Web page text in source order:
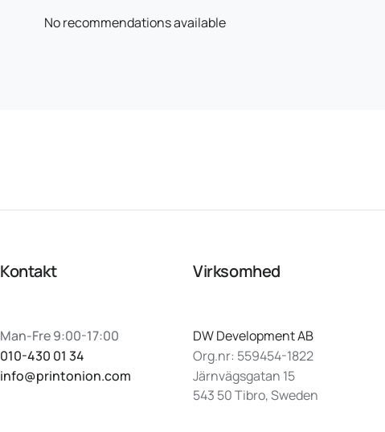
No recommendations available
Kontakt
Man-Fre 9:00-17:00
010-430 01 34
info@printonion.com
Virksomhed
DW Development AB
Org.nr: 559454-1822
Järnvägsgatan 15
543 50 Tibro, Sweden